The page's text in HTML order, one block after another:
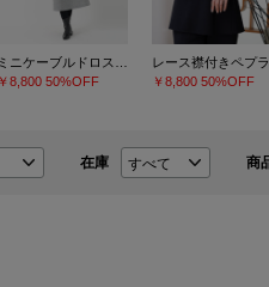
ミニケーブルドロストワンピース
￥8,800 50%OFF
￥8,800 50%OFF
在庫 商